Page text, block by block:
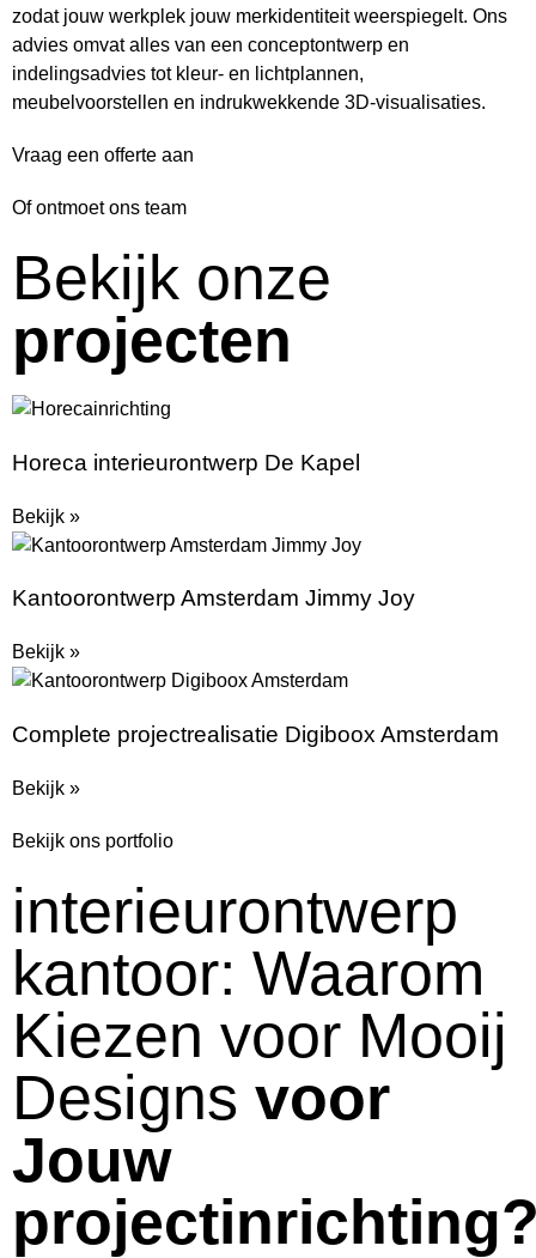
zodat jouw werkplek jouw merkidentiteit weerspiegelt. Ons
advies omvat alles van een conceptontwerp en
indelingsadvies tot kleur- en lichtplannen,
meubelvoorstellen en indrukwekkende 3D-visualisaties.
Vraag een offerte aan
Of ontmoet ons team
Bekijk onze
projecten
Horeca interieurontwerp De Kapel
Bekijk »
Kantoorontwerp Amsterdam Jimmy Joy
Bekijk »
Complete projectrealisatie Digiboox Amsterdam
Bekijk »
Bekijk ons portfolio
interieurontwerp
kantoor: Waarom
Kiezen voor Mooij
Designs voor
Jouw